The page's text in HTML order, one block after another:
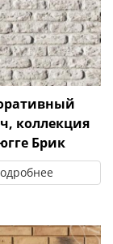
коллекция
Брик